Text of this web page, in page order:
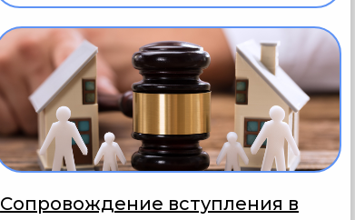
Сопровождение вступления в